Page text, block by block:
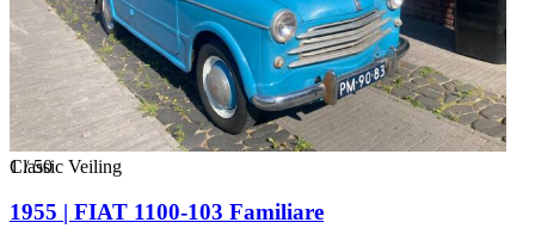
1/50
Classic Veiling
1955 | FIAT 1100-103 Familiare